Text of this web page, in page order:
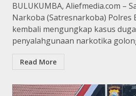
BULUKUMBA, Aliefmedia.com –
Narkoba (Satresnarkoba) Polres
kembali mengungkap kasus
penyalahgunaan narkotika
Read More